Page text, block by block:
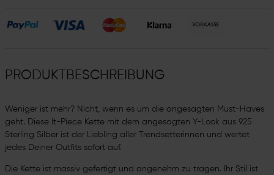
PRODUKTBESCHREIBUNG
Weniger ist mehr? Nicht, wenn es um die angesagten Must-Haves
geht. Diese It-Piece Kette mit dem angesagten Y-Look aus 925
Sterling Silber ist der Liebling aller Trendsetterinnen und wertet
jedes Deiner Outfits sofort auf.
Die Kette ist massiv gefertigt und angenehm zu tragen. Ihr Stil ist